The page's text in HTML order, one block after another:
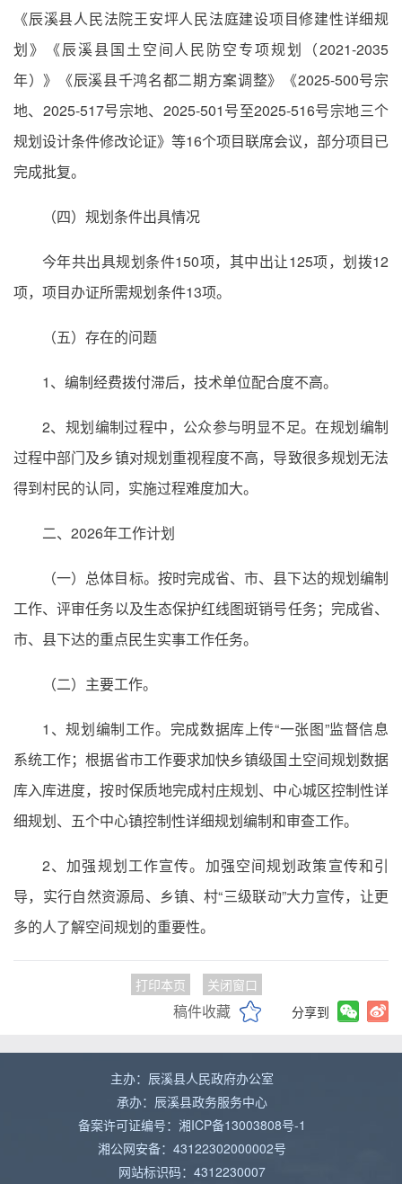
《辰溪县人民法院王安坪人民法庭建设项目修建性详细规
划》《辰溪县国土空间人民防空专项规划（2021-2035
年）》《辰溪县千鸿名都二期方案调整》《2025-500号宗
地、2025-517号宗地、2025-501号至2025-516号宗地三个
规划设计条件修改论证》等16个项目联席会议，部分项目已
完成批复。
（四）规划条件出具情况
今年共出具规划条件150项，其中出让125项，划拨12
项，项目办证所需规划条件13项。
（五）存在的问题
1、编制经费拨付滞后，技术单位配合度不高。
2、规划编制过程中，公众参与明显不足。在规划编制
过程中部门及乡镇对规划重视程度不高，导致很多规划无法
得到村民的认同，实施过程难度加大。
二、2026年工作计划
（一）总体目标。按时完成省、市、县下达的规划编制
工作、评审任务以及生态保护红线图斑销号任务；完成省、
市、县下达的重点民生实事工作任务。
（二）主要工作。
1、规划编制工作。完成数据库上传“一张图”监督信息
系统工作；根据省市工作要求加快乡镇级国土空间规划数据
库入库进度，按时保质地完成村庄规划、中心城区控制性详
细规划、五个中心镇控制性详细规划编制和审查工作。
2、加强规划工作宣传。加强空间规划政策宣传和引
导，实行自然资源局、乡镇、村“三级联动”大力宣传，让更
多的人了解空间规划的重要性。
打印本页 关闭窗口
稿件收藏 分享到
主办：辰溪县人民政府办公室
承办：辰溪县政务服务中心
备案许可证编号：湘ICP备13003808号-1
湘公网安备：43122302000002号
网站标识码：4312230007